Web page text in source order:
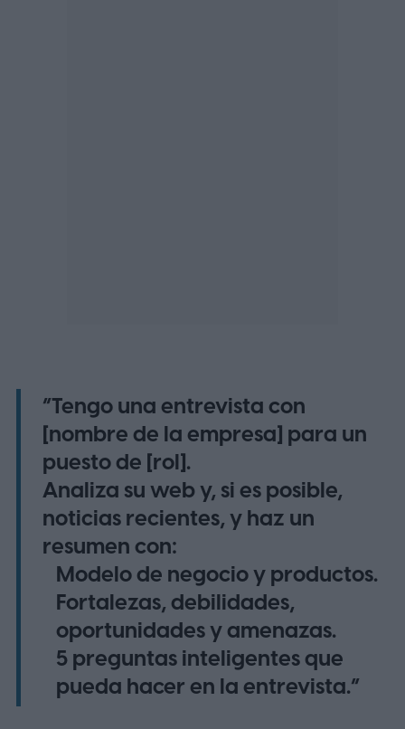
“Tengo una entrevista con
[nombre de la empresa] para un
puesto de [rol].
Analiza su web y, si es posible,
noticias recientes, y haz un
resumen con:
Modelo de negocio y productos.
Fortalezas, debilidades,
oportunidades y amenazas.
5 preguntas inteligentes que
pueda hacer en la entrevista.”